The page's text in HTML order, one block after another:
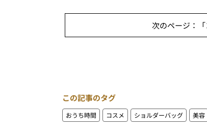
次のページ：
この記事のタグ
おうち時間 コスメ ショルダーバッグ 美容